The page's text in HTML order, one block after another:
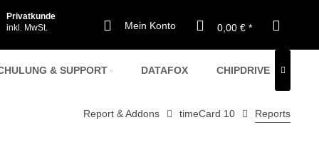
Privatkunde
inkl. MwSt.
Mein Konto 0,00 € *
& SUPPORT DATAFOX CHIPDRIVE 
Report & Addons timeCard 10 Reports